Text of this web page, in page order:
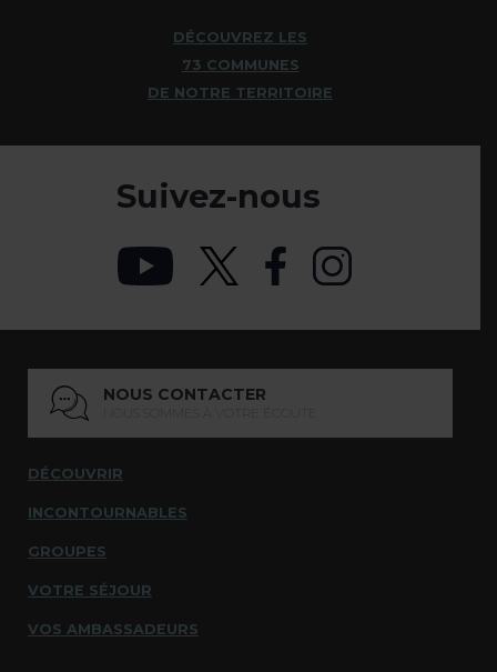
DÉCOUVREZ LES
73 COMMUNES
DE NOTRE TERRITOIRE
Suivez-nous
NOUS CONTACTER
DÉCOUVRIR
INCONTOURNABLES
GROUPES
VOTRE SÉJOUR
VOS AMBASSADEURS